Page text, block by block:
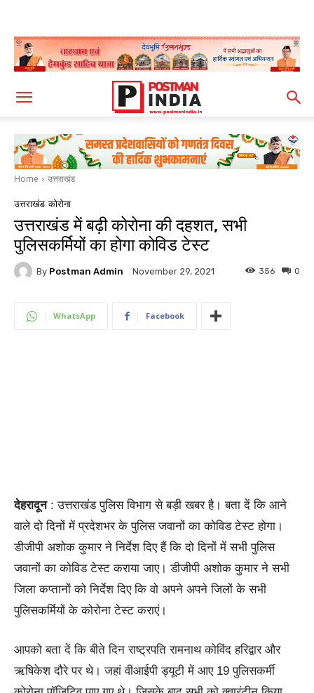
Home उत्तराखंड
उत्तराखंड कोरोना
उत्तराखंड में बढ़ी कोरोना की दहशत, सभी
पुलिसकर्मियों का होगा कोविड टेस्ट
By Postman Admin November 29, 2021 0
356
WhatsApp Facebook
देहरादून: उत्तराखंड पुलिस विभाग से बड़ी खबर है। बता दें कि आने
वाले दो दिनों में प्रदेशभर के पुलिस जवानों का कोविड टेस्ट होगा।
डीजीपी अशोक कुमार ने निर्देश दिए हैं कि दो दिनों में सभी पुलिस
जवानों का कोविड टेस्ट कराया जाए। डीजीपी अशोक कुमार ने सभी
जिला कप्तानों को निर्देश दिए कि वो अपने अपने जिलों के सभी
पुलिसकर्मियों के कोरोना टेस्ट कराएं।
आपको बता दें कि बीते दिन राष्ट्रपति रामनाथ कोविंद हरिद्वार और
ऋषिकेश दौरे पर थे। जहां वीआईपी ड्यूटी में आए 19 पुलिसकर्मी